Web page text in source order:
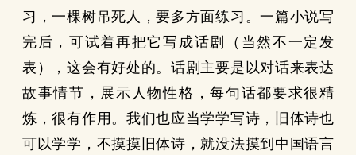
习，一棵树吊死人，要多方面练习。一篇小说写
完后，可试着再把它写成话剧（当然不一定发
表），这会有好处的。话剧主要是以对话来表达
故事情节，展示人物性格，每句话都要求很精
炼，很有作用。我们也应当学学写诗，旧体诗也
可以学学，不摸摸旧体诗，就没法摸到中国语言